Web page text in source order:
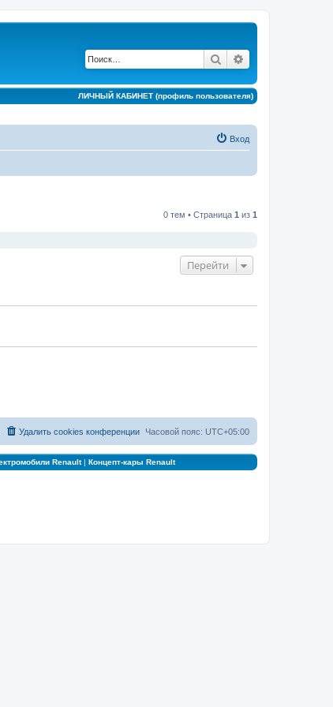
Поиск
ЛИЧНЫЙ КАБИНЕТ (профиль пользователя)
Вход
0 тем • Страница 1 из 1
Перейти
Часовой пояс: UTC+05:00
Удалить cookies конференции
Renault| Концепт-кары Renault